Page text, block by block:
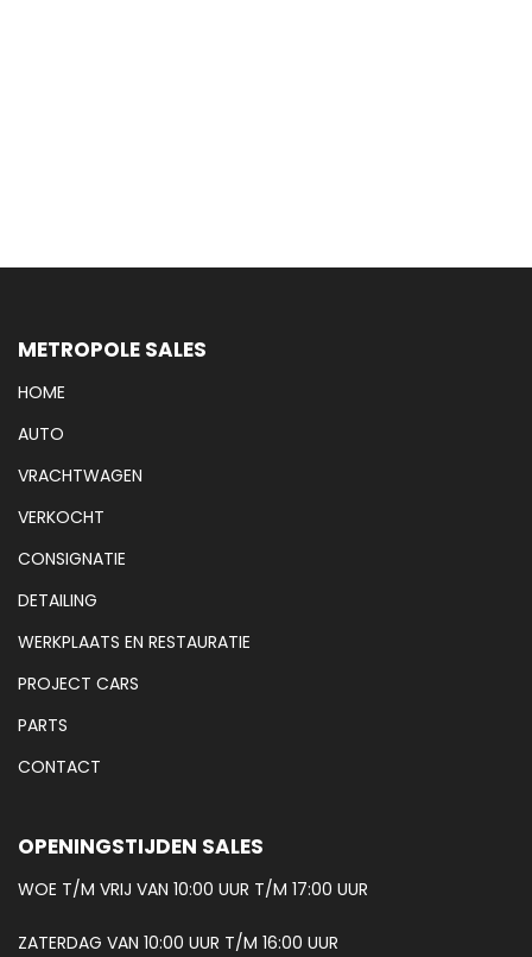
METROPOLE SALES
HOME
AUTO
VRACHTWAGEN
VERKOCHT
CONSIGNATIE
DETAILING
WERKPLAATS EN RESTAURATIE
PROJECT CARS
PARTS
CONTACT
OPENINGSTIJDEN SALES
WOE T/M VRIJ VAN 10:00 UUR T/M 17:00 UUR
ZATERDAG VAN 10:00 UUR T/M 16:00 UUR